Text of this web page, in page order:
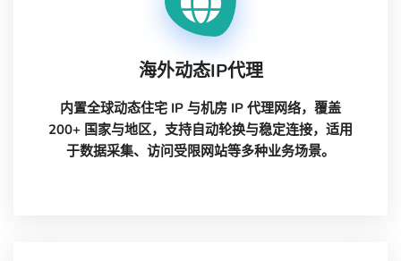
海外动态IP代理
内置全球动态住宅 IP 与机房 IP 代理网络，覆盖
200+ 国家与地区，支持自动轮换与稳定连接，适用
于数据采集、访问受限网站等多种业务场景。